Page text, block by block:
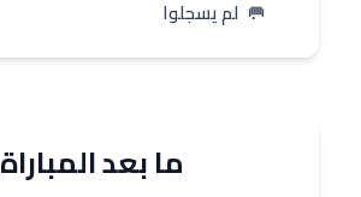
🥅 لم يسجلوا
ما بعد المباراة